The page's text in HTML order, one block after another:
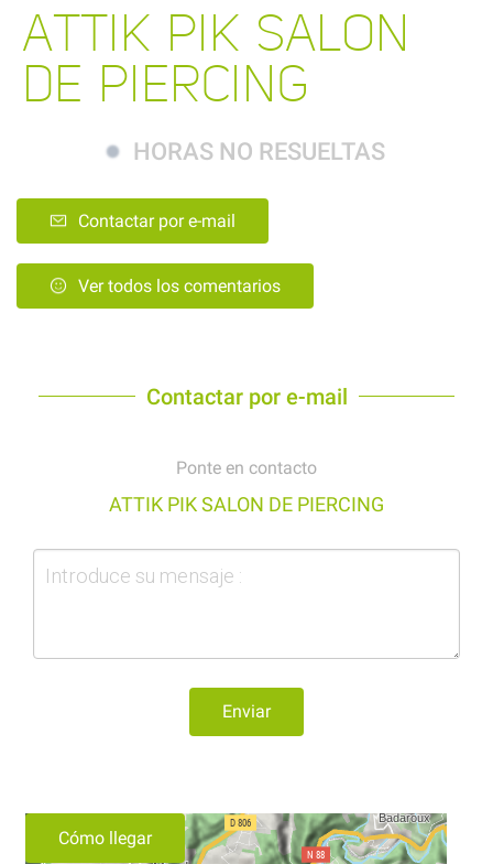
ATTIK PIK SALON
DE PIERCING
HORAS NO RESUELTAS
Contactar por e-mail
Ver todos los comentarios
Contactar por e-mail
Ponte en contacto
ATTIK PIK SALON DE PIERCING
Enviar
Cómo llegar